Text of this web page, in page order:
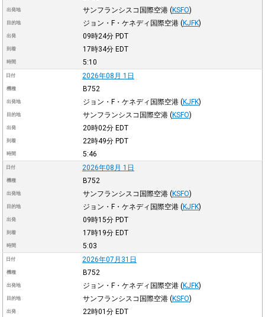
出発地 サンフランシスコ国際空港 (KSFO)
目的地 ジョン・F・ケネディ国際空港 (KJFK)
出発 09時24分 PDT
到着 17時34分 EDT
時間 5:10
日付 2026年08月 1日
機種 B752
出発地 ジョン・F・ケネディ国際空港 (KJFK)
目的地 サンフランシスコ国際空港 (KSFO)
出発 20時02分 EDT
到着 22時49分 PDT
時間 5:46
日付 2026年08月 1日
機種 B752
出発地 サンフランシスコ国際空港 (KSFO)
目的地 ジョン・F・ケネディ国際空港 (KJFK)
出発 09時15分 PDT
到着 17時19分 EDT
時間 5:03
日付 2026年07月31日
機種 B752
出発地 ジョン・F・ケネディ国際空港 (KJFK)
目的地 サンフランシスコ国際空港 (KSFO)
出発 22時01分 EDT